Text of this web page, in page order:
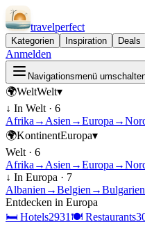
travelperfect
Kategorien Inspiration Deals
Anmelden
Navigationsmenü
🌍WeltWelt▾
↓ In Welt · 6
Afrika → Asien →Europa →
🌍KontinentEuropa▾
Welt · 6
Afrika → Asien →Europa →
↓ In Europa · 7
Albanien →Belgien →Bulgarien
Entdecken in Europa
🛏 Hotels2931 🍽 Restaurants